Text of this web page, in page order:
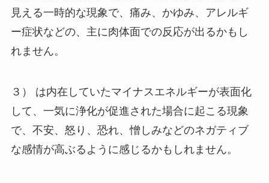
見える一時的な現象で、痛み、かゆみ、アレルギ
ー症状などの、主に肉体面での反応が出るかもし
れません。
３） は内在していたマイナスエネルギーが表面化
して、一気に浄化が促進された場合に起こる現象
で、不安、怒り、恐れ、憎しみなどのネガティブ
な感情が高ぶるように感じるかもしれません。